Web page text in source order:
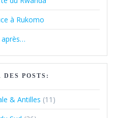
à Rukomo
DES POSTS:
& Antilles (11)